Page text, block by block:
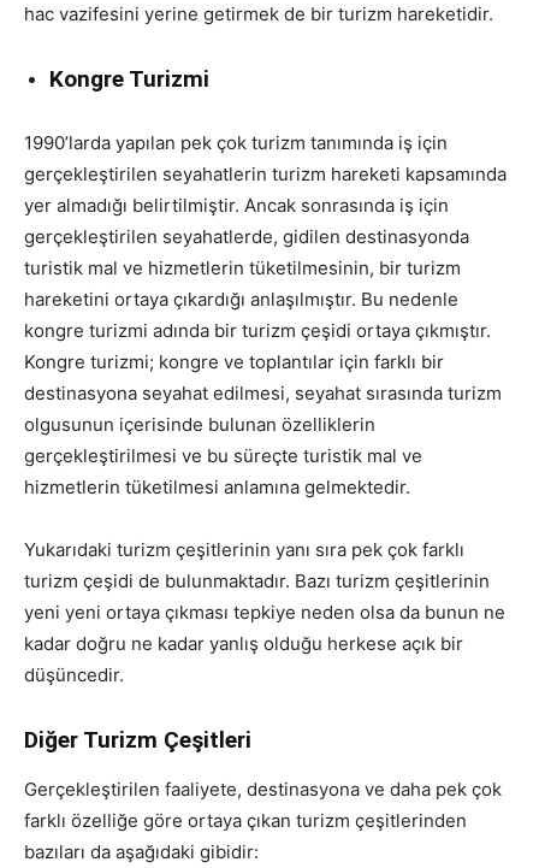
hac vazifesini yerine getirmek de bir turizm hareketidir.
Kongre Turizmi
1990’larda yapılan pek çok turizm tanımında iş için
gerçekleştirilen seyahatlerin turizm hareketi kapsamında
yer almadığı belirtilmiştir. Ancak sonrasında iş için
gerçekleştirilen seyahatlerde, gidilen destinasyonda
turistik mal ve hizmetlerin tüketilmesinin, bir turizm
hareketini ortaya çıkardığı anlaşılmıştır. Bu nedenle
kongre turizmi adında bir turizm çeşidi ortaya çıkmıştır.
Kongre turizmi; kongre ve toplantılar için farklı bir
destinasyona seyahat edilmesi, seyahat sırasında turizm
olgusunun içerisinde bulunan özelliklerin
gerçekleştirilmesi ve bu süreçte turistik mal ve
hizmetlerin tüketilmesi anlamına gelmektedir.
Yukarıdaki turizm çeşitlerinin yanı sıra pek çok farklı
turizm çeşidi de bulunmaktadır. Bazı turizm çeşitlerinin
yeni yeni ortaya çıkması tepkiye neden olsa da bunun ne
kadar doğru ne kadar yanlış olduğu herkese açık bir
düşüncedir.
Diğer Turizm Çeşitleri
Gerçekleştirilen faaliyete, destinasyona ve daha pek çok
farklı özelliğe göre ortaya çıkan turizm çeşitlerinden
bazıları da aşağıdaki gibidir: